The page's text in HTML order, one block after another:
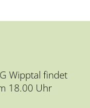
Wipptal findet
18.00 Uhr